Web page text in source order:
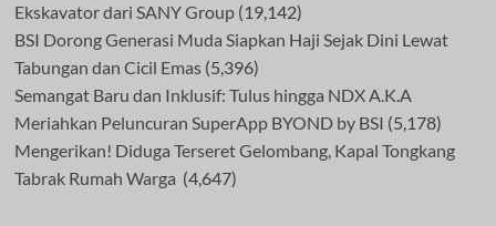
Ekskavator dari SANY Group (19,142)
BSI Dorong Generasi Muda Siapkan Haji Sejak Dini Lewat
Tabungan dan Cicil Emas (5,396)
Semangat Baru dan Inklusif: Tulus hingga NDX A.K.A
Meriahkan Peluncuran SuperApp BYOND by BSI (5,178)
Mengerikan! Diduga Terseret Gelombang, Kapal Tongkang
Tabrak Rumah Warga (4,647)